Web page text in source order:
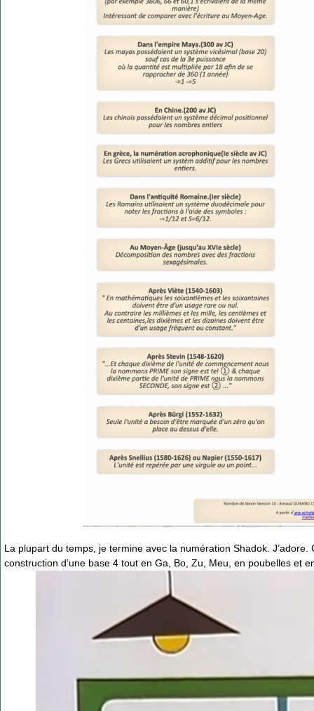
La plupart du temps, je termine avec la numération Shadok.
construction d’une base 4 tout en Ga, Bo, Zu, Meu, en poubelles et